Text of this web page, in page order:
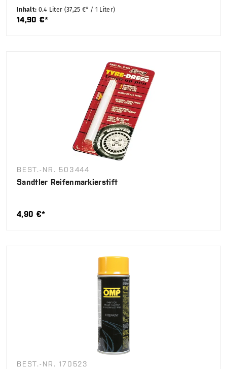
Inhalt: 0.4 Liter (37,25 €* / 1 Liter)
14,90 €*
BEST.-NR. 503444
Sandtler Reifenmarkierstift
4,90 €*
BEST.-NR. 170523